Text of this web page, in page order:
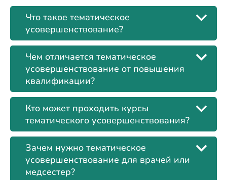
Что такое тематическое
усовершенствование?
Чем отличается тематическое
усовершенствование от повышения
квалификации?
Кто может проходить курсы
тематического усовершенствования?
Зачем нужно тематическое
усовершенствование для врачей или
медсестер?